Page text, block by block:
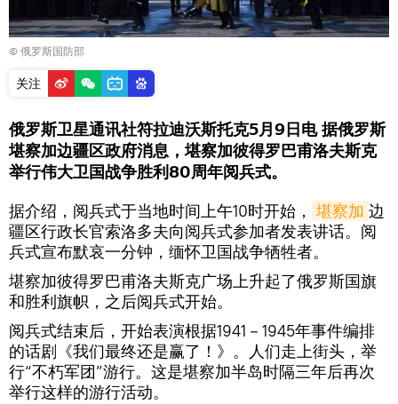
© 俄罗斯国防部
关注
俄罗斯卫星通讯社符拉迪沃斯托克5月9日电 据俄罗斯
堪察加边疆区政府消息，堪察加彼得罗巴甫洛夫斯克
举行伟大卫国战争胜利80周年阅兵式。
据介绍，阅兵式于当地时间上午10时开始， 堪察加 边
疆区行政长官索洛多夫向阅兵式参加者发表讲话。阅
兵式宣布默哀一分钟，缅怀卫国战争牺牲者。
堪察加彼得罗巴甫洛夫斯克广场上升起了俄罗斯国旗
和胜利旗帜，之后阅兵式开始。
阅兵式结束后，开始表演根据1941－1945年事件编排
的话剧《我们最终还是赢了！》。人们走上街头，举
行“不朽军团”游行。这是堪察加半岛时隔三年后再次
举行这样的游行活动。